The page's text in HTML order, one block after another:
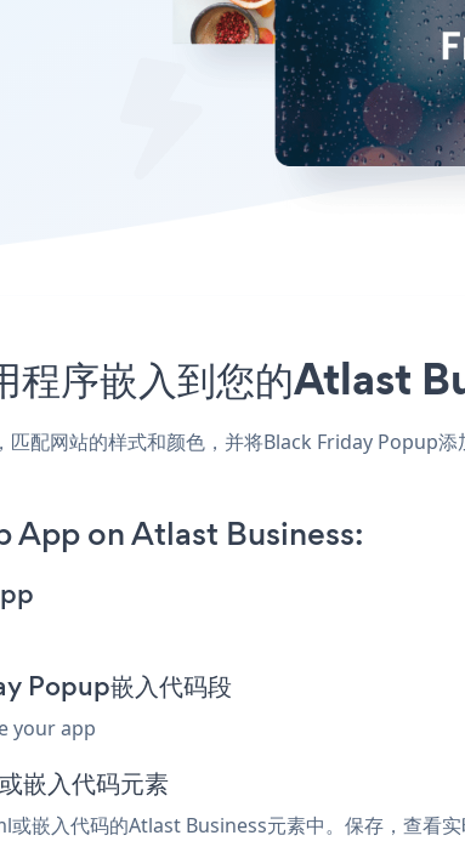
序嵌入到您的Atlast
配网站的样式和颜色，并将Black Friday Popup
App on Atlast Business:
Popup嵌入代码段
your app
嵌入代码元素
嵌入代码的Atlast Business元素中。保存，查看